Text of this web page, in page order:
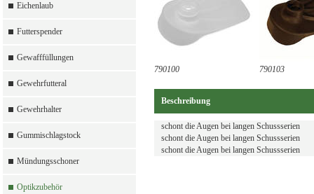
Eichenlaub
Futterspender
Gewafffüllungen
Gewehrfutteral
Gewehrhalter
Gummischlagstock
Mündungsschoner
Optikzubehör
790100 790103
Beschreibung
schont die Augen bei langen Schussserien
schont die Augen bei langen Schussserien
schont die Augen bei langen Schussserien